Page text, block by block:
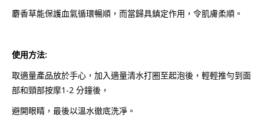
麝香草能保護血氣循環暢順，而當歸具鎮定作用，令肌膚柔順。
使用方法:
取適量產品放於手心，加入適量清水打圈至起泡後，輕輕推勻到面
部和頸部按摩1-2 分鐘後，
避開眼睛，最後以溫水徹底洗凈。